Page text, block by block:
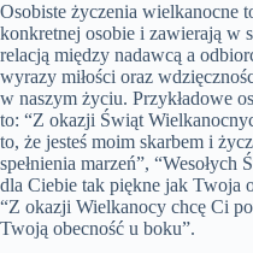
Osobiste życzenia wielkanocne
konkretnej osobie i zawierają w
relacją między nadawcą a
wyrazy miłości oraz
w naszym życiu. Przykładowe
to: “Z okazji Świąt
to, że jesteś moim skarbem i
spełnienia marzeń”,
dla Ciebie tak piękne jak Twoja
“Z okazji Wielkanocy chcę Ci
Twoją obecność u boku”.